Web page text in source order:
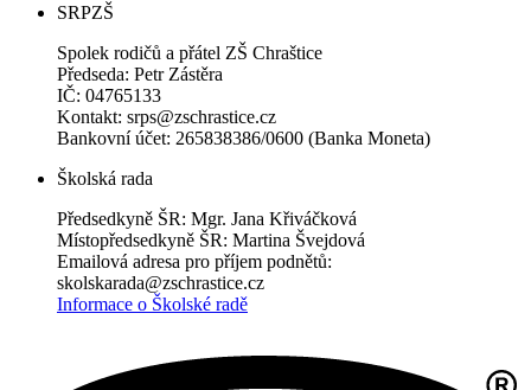
SRPZŠ
Spolek rodičů a přátel ZŠ Chraštice
Předseda: Petr Zástěra
IČ: 04765133
Kontakt: srps@zschrastice.cz
Bankovní účet: 265838386/0600 (Banka Moneta)
Školská rada
Předsedkyně ŠR: Mgr. Jana Křiváčková
Místopředsedkyně ŠR: Martina Švejdová
Emailová adresa pro příjem podnětů:
skolskarada@zschrastice.cz
Informace o Školské radě